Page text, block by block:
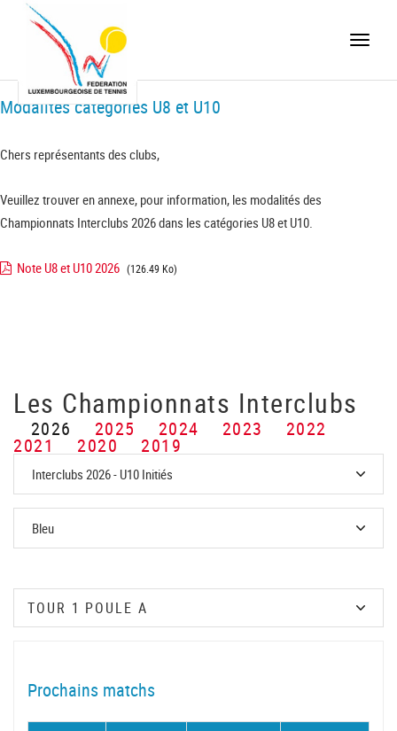
Toggle
Modalités catégories U8 et U10
Chers représentants des clubs,
Veuillez trouver en annexe, pour information, les modalités des
Championnats Interclubs 2026 dans les catégories U8 et U10.
Note U8 et U10 2026 (126.49 Ko)
Les Championnats Interclubs
2026 2025 2024 2023 2022
2021 2020 2019
Prochains matchs